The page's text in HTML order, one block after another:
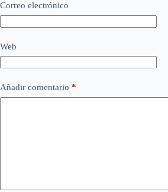
Correo electrónico
Web
Añadir comentario *